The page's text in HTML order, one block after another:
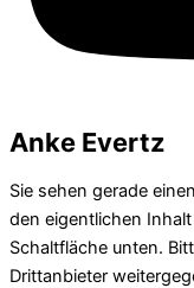
Anke Evertz
Sie sehen gerade
den eigentlichen
Schaltfläche unten.
Drittanbieter